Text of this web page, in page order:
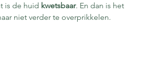
is de huid kwetsbaar. En dan is het
niet verder te overprikkelen.